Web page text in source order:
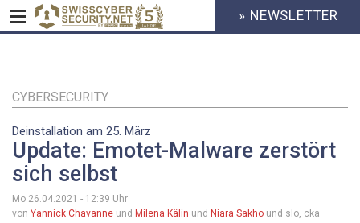
Inhalt
HEADER
MENU
» NEWSLETTER
CYBERSECURITY
Deinstallation am 25. März
Update: Emotet-Malware zerstört
sich selbst
Mo 26.04.2021 - 12:39 Uhr
von Yannick Chavanne und Milena Kälin und Niara Sakho und slo, cka